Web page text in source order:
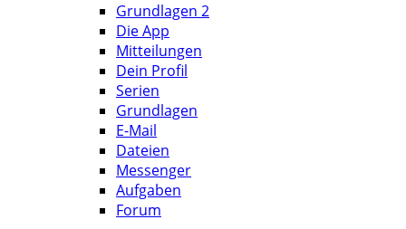
Grundlagen 2
Die App
Mitteilungen
Dein Profil
Serien
Grundlagen
E-Mail
Dateien
Messenger
Aufgaben
Forum